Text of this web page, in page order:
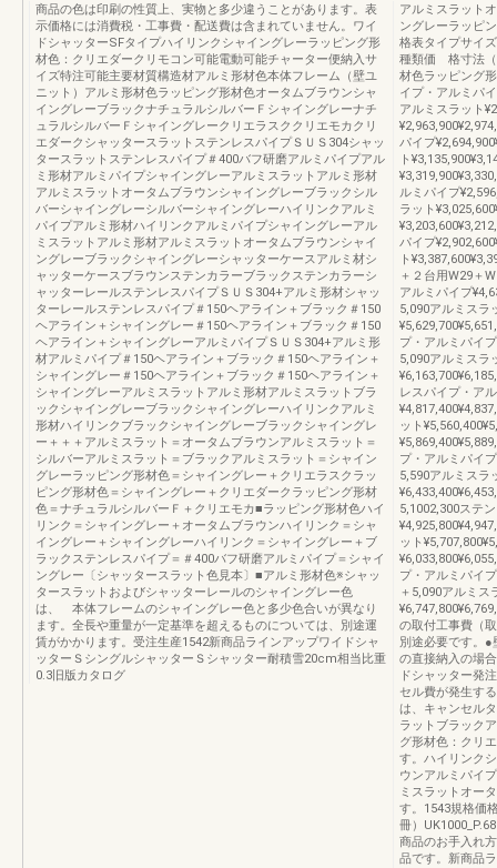
商品の色は印刷の性質上、実物と多少違うことがあります。表
示価格には消費税・工事費・配送費は含まれていません。ワイ
ドシャッターSFタイプハイリンクシャイングレーラッピング形
材色：クリエダークリモコン可能電動可能チャーター便納入サ
イズ特注可能主要材質構造材アルミ形材色本体フレーム（壁ユ
ニット）アルミ形材色ラッピング形材色オータムブラウンシャ
イングレーブラックナチュラルシルバーＦシャイングレーナチ
ュラルシルバーＦシャイングレークリエラスククリエモカクリ
エダークシャッタースラットステンレスパイプＳＵＳ304シャッ
タースラットステンレスパイプ＃400バフ研磨アルミパイプアル
ミ形材アルミパイプシャイングレーアルミスラットアルミ形材
アルミスラットオータムブラウンシャイングレーブラックシル
バーシャイングレーシルバーシャイングレーハイリンクアルミ
パイプアルミ形材ハイリンクアルミパイプシャイングレーアル
ミスラットアルミ形材アルミスラットオータムブラウンシャイ
ングレーブラックシャイングレーシャッターケースアルミ材シ
ャッターケースブラウンステンカラーブラックステンカラーシ
ャッターレールステンレスパイプＳＵＳ304+アルミ形材シャッ
ターレールステンレスパイプ＃150ヘアライン＋ブラック＃150
ヘアライン＋シャイングレー＃150ヘアライン＋ブラック＃150
ヘアライン＋シャイングレーアルミパイプＳＵＳ304+アルミ形
材アルミパイプ＃150ヘアライン＋ブラック＃150ヘアライン＋
シャイングレー＃150ヘアライン＋ブラック＃150ヘアライン＋
シャイングレーアルミスラットアルミ形材アルミスラットブラ
ックシャイングレーブラックシャイングレーハイリンクアルミ
形材ハイリンクブラックシャイングレーブラックシャイングレ
ー＋＋＋アルミスラット＝オータムブラウンアルミスラット＝
シルバーアルミスラット＝ブラックアルミスラット＝シャイン
グレーラッピング形材色＝シャイングレー＋クリエラスクラッ
ピング形材色＝シャイングレー＋クリエダークラッピング形材
色＝ナチュラルシルバーＦ＋クリエモカ■ラッピング形材色ハイ
リンク＝シャイングレー＋オータムブラウンハイリンク＝シャ
イングレー＋シャイングレーハイリンク＝シャイングレー＋ブ
ラックステンレスパイプ＝＃400バフ研磨アルミパイプ＝シャイ
ングレー〔シャッタースラット色見本〕■アルミ形材色※シャッ
タースラットおよびシャッターレールのシャイングレー色
は、 本体フレームのシャイングレー色と多少色合いが異なり
ます。全長や重量が一定基準を超えるものについては、別途運
賃がかかります。受注生産1542新商品ラインアップワイドシャ
ッターＳシングルシャッターＳシャッター耐積雪20cm相当比重
0.3旧版カタログ
アルミスラット
ングレーラッピ
格表タイプサイ
種類価 格寸法（
材色ラッピング
イプ・アルミパ
アルミスラット
パイプ
ト
ルミパイプ
ラット
パイプ
ト
＋２台用W29＋
アルミパイプ
5,090アルミスラ
プ・アルミパイ
5,090アルミスラ
レスパイプ・ア
ット
プ・アルミパイ
5,590アルミスラ
5,1002,300ステ
ット
プ・アルミパイ
＋5,090アルミス
の取付工事費（
別途必要です。●
の直接納入の場
ドシャッター発
セル費が発生す
は、キャンセル
ラットブラック
グ形材色：クリ
す。ハイリンク
ウンアルミパイ
ミスラットオー
す。1543規格価
冊）
商品のお手入れ
品です。新商品